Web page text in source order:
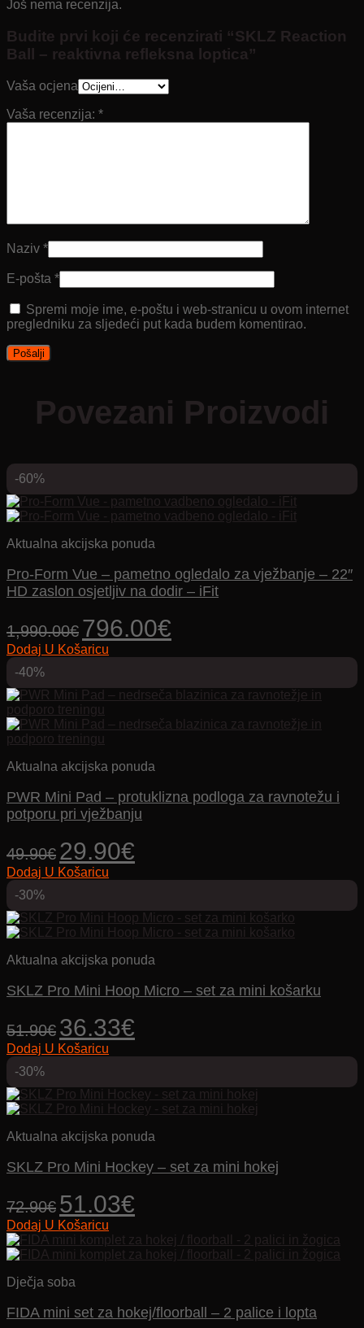
Još nema recenzija.
Budite prvi koji će recenzirati “SKLZ Reaction
Ball – reaktivna refleksna loptica”
Vaša ocjena
Vaša recenzija: *
Naziv *
E-pošta *
Spremi moje ime, e-poštu i web-stranicu u ovom internet
pregledniku za sljedeći put kada budem komentirao.
Povezani Proizvodi
-60%
Aktualna akcijska ponuda
Pro-Form Vue – pametno ogledalo za vježbanje – 22″
HD zaslon osjetljiv na dodir – iFit
1,990.00€
Izvorna
cijena
bila
796.00€cijena
Dodaj U Košaricu
-40%
Aktualna akcijska ponuda
PWR Mini Pad – protuklizna podloga za ravnotežu i
potporu pri vježbanju
49.90€
Izvorna
cijena
bila
29.90€cijena
Dodaj U Košaricu
-30%
Aktualna akcijska ponuda
SKLZ Pro Mini Hoop Micro – set za mini košarku
51.90€
Izvorna
cijena
bila
36.33€cijena
Dodaj U Košaricu
-30%
Aktualna akcijska ponuda
SKLZ Pro Mini Hockey – set za mini hokej
72.90€
Izvorna
cijena
bila
je:
72.90€.
51.03€cijena
51.03€.
Dodaj U Košaricu
Dječja soba
FIDA mini set za hokej/floorball – 2 palice i lopta